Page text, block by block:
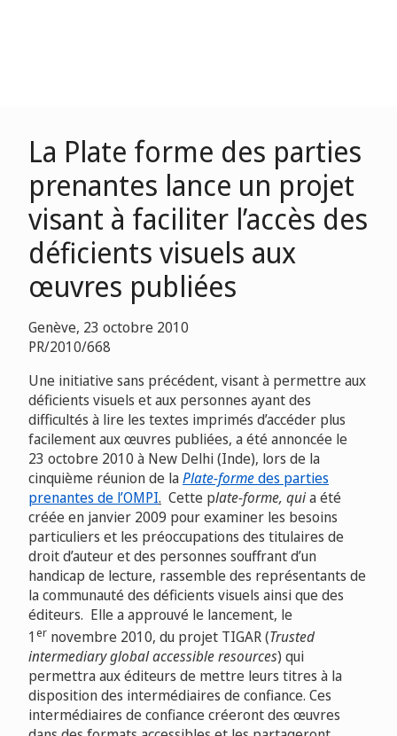
La Plate forme des parties
prenantes lance un projet
visant à faciliter l’accès des
déficients visuels aux
œuvres publiées
Genève, 23 octobre 2010
PR/2010/668
Une initiative sans précédent, visant à permettre aux
déficients visuels et aux personnes ayant des
difficultés à lire les textes imprimés d’accéder plus
facilement aux œuvres publiées, a été annoncée le
23 octobre 2010 à New Delhi (Inde), lors de la
cinquième réunion de laPlate‑formedes parties
prenantes de l’OMPI. Cette plate‑forme, quia été
créée en janvier 2009 pour examiner les besoins
particuliers et les préoccupations des titulaires de
droit d’auteur et des personnes souffrant d’un
handicap de lecture, rassemble des représentants de
la communauté des déficients visuels ainsi que des
éditeurs. Elle a approuvé le lancement, le
1er novembre 2010, du projet TIGAR (Trusted
intermediary global accessible resources) qui
permettra aux éditeurs de mettre leurs titres à la
disposition des intermédiaires de confiance. Ces
intermédiaires de confiance créeront des œuvres